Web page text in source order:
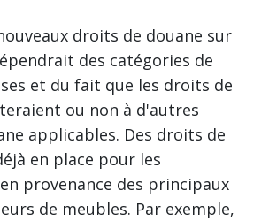
droits de douane sur
des catégories de
et du fait que les droits de
ou non à d'autres
applicables. Des droits de
en place pour les
provenance des principaux
de meubles. Par exemple,